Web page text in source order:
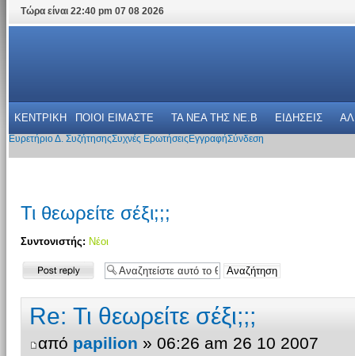
Τώρα είναι 22:40 pm 07 08 2026
ΚΕΝΤΡΙΚΗ ΠΟΙΟΙ ΕΙΜΑΣΤΕ ΤΑ ΝΕΑ THΣ NE.B ΕΙΔΗΣΕΙΣ
Ευρετήριο Δ. ΣυζήτησηςΣυχνές Ερωτήσεις ΕγγραφήΣύνδεση
Τι θεωρείτε σέξι;;;
Συντονιστής: Νέοι
Δημιουργία
απάντησης
Re: Τι θεωρείτε σέξι;;;
από papilion » 06:26 am 26 10 2007